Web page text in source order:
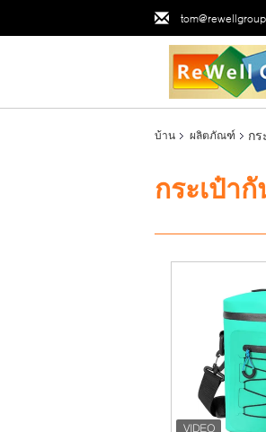
บ้าน ผลิตภัณฑ์ กร
กระเป๋า